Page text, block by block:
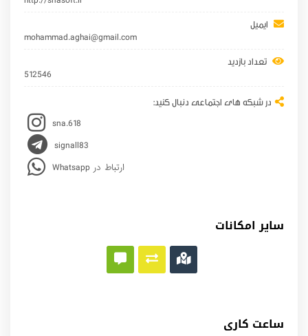
ایمیل
mohammad.aghai@gmail.com
تعداد بازدید
512546
در شبکه های اجتماعی دنبال کنید:
sna.618
signall83
Whatsapp ارتباط در
سایر امکانات
ساعت کاری